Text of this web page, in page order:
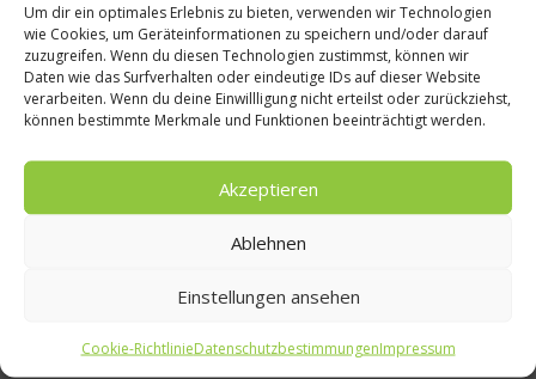
Um dir ein optimales Erlebnis zu bieten, verwenden wir Technologien
wie Cookies, um Geräteinformationen zu speichern und/oder darauf
zuzugreifen. Wenn du diesen Technologien zustimmst, können wir
Daten wie das Surfverhalten oder eindeutige IDs auf dieser Website
verarbeiten. Wenn du deine Einwillligung nicht erteilst oder zurückziehst,
können bestimmte Merkmale und Funktionen beeinträchtigt werden.
Akzeptieren
Ablehnen
Einstellungen ansehen
Cookie-RichtlinieDatenschutzbestimmungenImpressum
& Gourmet
für einen
Urlaub
2015
Ratgeber
Was isst Deutschland